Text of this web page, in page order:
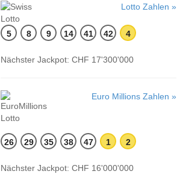
Lotto Zahlen »
5 8 9 14 41 42 4
Nächster Jackpot: CHF 17'300'000
Euro Millions Zahlen »
26 29 35 38 47 1 2
Nächster Jackpot: CHF 16'000'000